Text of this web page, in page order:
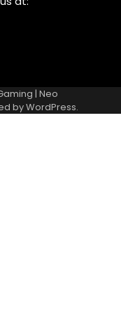
| Neo
byWordPress.